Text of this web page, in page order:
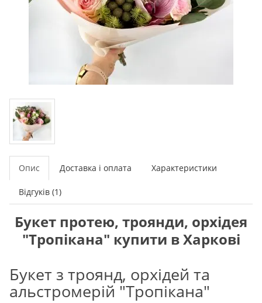
Опис Доставка і оплата Характеристики
Відгуків (1)
Букет протею, троянди, орхідея
"Тропікана" купити в Харкові
Букет з троянд, орхідей та
альстромерій "Тропікана"